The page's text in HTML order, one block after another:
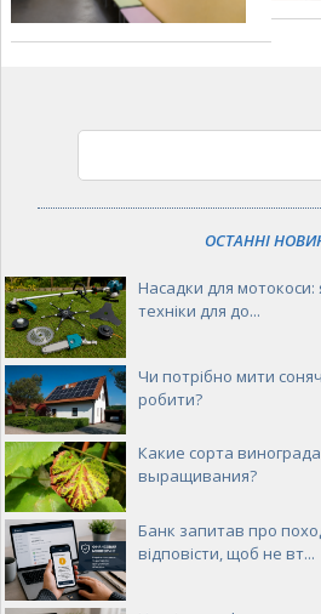
ОСТАННІ
Насадки для
техніки для до...
Чи потрібно мити
робити?
Какие сорта
выращивания?
Банк запитав про
відповісти, щоб не вт...